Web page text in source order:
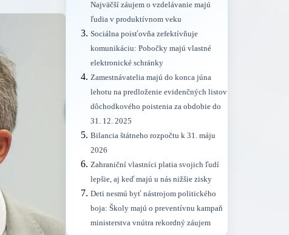
Najväčší záujem o vzdelávanie majú
ľudia v produktívnom veku
Sociálna poisťovňa zefektívňuje
komunikáciu: Pobočky majú vlastné
elektronické schránky
Zamestnávatelia majú do konca júna
lehotu na predloženie evidenčných listov
dôchodkového poistenia za obdobie do
31. 12. 2025
Bilancia štátneho rozpočtu k 31. máju
2026
Zahraniční vlastníci platia svojich ľudí
lepšie, aj keď majú u nás nižšie zisky
Deti nesmú byť nástrojom politického
boja: Školy majú o preventívnu kampaň
ministerstva vnútra rekordný záujem